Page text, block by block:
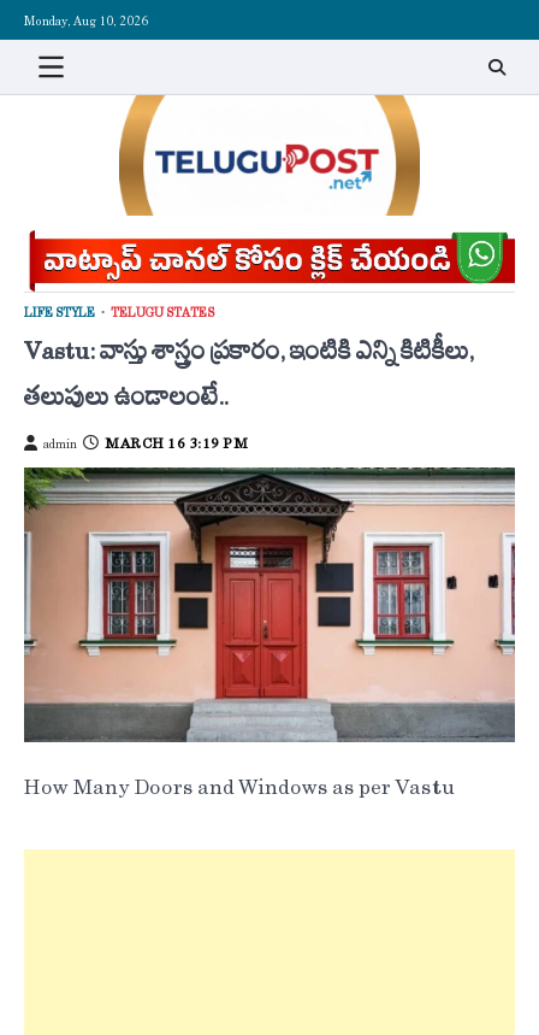
Skip
content
Monday, Aug 10, 2026
LIFE STYLE TELUGU STATES
Vastu: వాస్తు శాస్త్రం ప్రకారం, ఇంటికి ఎన్ని కిటికీలు,
తలుపులు ఉండాలంటే..
admin MARCH 16 3:19 PM
How Many Doors and Windows as per Vastu